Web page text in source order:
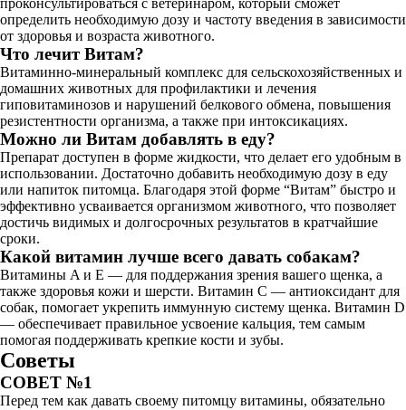
проконсультироваться с ветеринаром, который сможет
определить необходимую дозу и частоту введения в зависимости
от здоровья и возраста животного.
Что лечит Витам?
Витаминно-минеральный комплекс для сельскохозяйственных и
домашних животных для профилактики и лечения
гиповитаминозов и нарушений белкового обмена, повышения
резистентности организма, а также при интоксикациях.
Можно ли Витам добавлять в еду?
Препарат доступен в форме жидкости, что делает его удобным в
использовании. Достаточно добавить необходимую дозу в еду
или напиток питомца. Благодаря этой форме “Витам” быстро и
эффективно усваивается организмом животного, что позволяет
достичь видимых и долгосрочных результатов в кратчайшие
сроки.
Какой витамин лучше всего давать собакам?
Витамины A и E — для поддержания зрения вашего щенка, а
также здоровья кожи и шерсти. Витамин C — антиоксидант для
собак, помогает укрепить иммунную систему щенка. Витамин D
— обеспечивает правильное усвоение кальция, тем самым
помогая поддерживать крепкие кости и зубы.
Советы
СОВЕТ №1
Перед тем как давать своему питомцу витамины, обязательно